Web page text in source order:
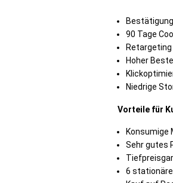
90 Tage
Hoher
Niedrige
Vorteile für
Konsumige
Sehr gutes
6